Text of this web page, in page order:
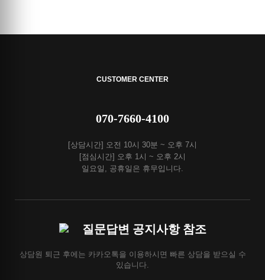
CUSTOMER CENTER
070-7660-4100
[상담시간] 오전 10시 30분 ~ 오후 7시
[점심시간] 오후 1시 ~ 오후 2시
일요일, 공휴일은 휴무입니다.
질문답변 공지사항 참조
상담원 퇴근 후에는 카카오톡을 이용하시면 빠른 상담을 받으실 수
있습니다.